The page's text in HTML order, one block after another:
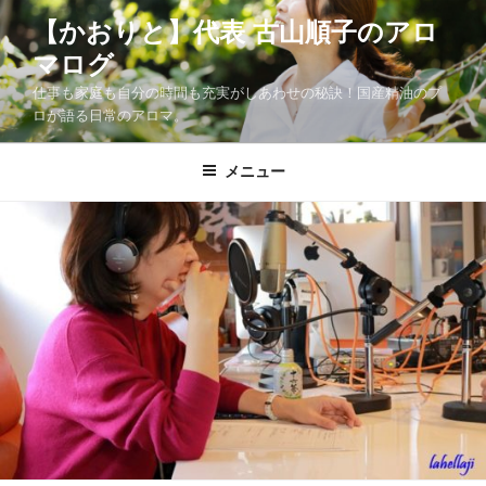
コ
ン
テ
ン
ツ
へ
【かおりと】代表 古山順子のアロ
マログ
仕事も家庭も自分の時間も充実がしあわせの秘訣！国産精油のプ
ロが語る日常のアロマ。
メニュー